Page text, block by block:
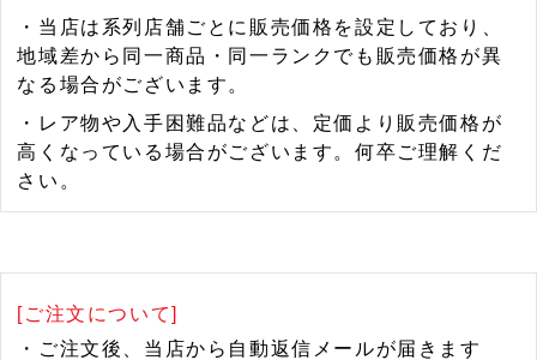
・当店は系列店舗ごとに販売価格を設定しており、
地域差から同一商品・同一ランクでも販売価格が異
なる場合がございます。
・レア物や入手困難品などは、定価より販売価格が
高くなっている場合がございます。何卒ご理解くだ
さい。
[ご注文について]
・ご注文後、当店から自動返信メールが届きます